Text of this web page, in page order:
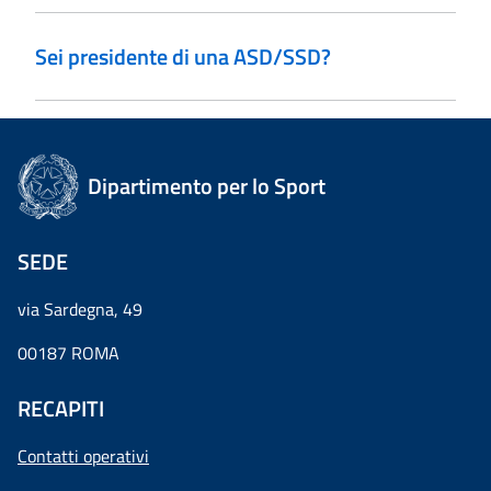
Sei presidente di una ASD/SSD?
Dipartimento per lo Sport
SEDE
via Sardegna, 49
00187 ROMA
RECAPITI
Contatti operativi